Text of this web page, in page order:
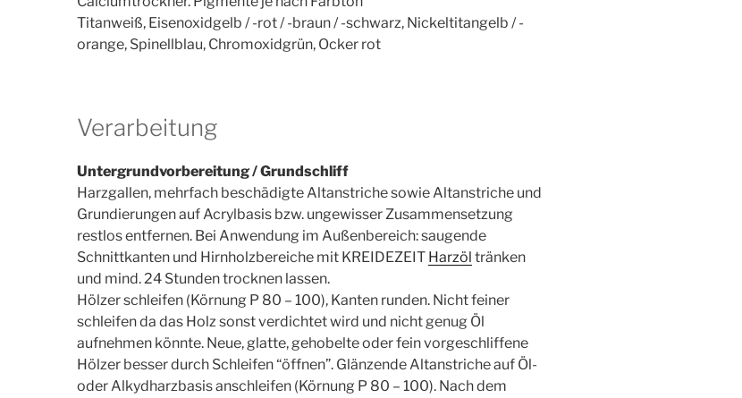
Titanweiß, Eisenoxidgelb / -rot / -braun / -schwarz, Nickeltitangelb / -
orange, Spinellblau, Chromoxidgrün, Ocker rot
Verarbeitung
Untergrundvorbereitung / Grundschliff
Harzgallen, mehrfach beschädigte Altanstriche sowie Altanstriche und
Grundierungen auf Acrylbasis bzw. ungewisser Zusammensetzung
restlos entfernen. Bei Anwendung im Außenbereich: saugende
Schnittkanten und Hirnholzbereiche mit KREIDEZEIT Harzöl tränken
und mind. 24 Stunden trocknen lassen.
Hölzer schleifen (Körnung P 80 – 100), Kanten runden. Nicht feiner
schleifen da das Holz sonst verdichtet wird und nicht genug Öl
aufnehmen könnte. Neue, glatte, gehobelte oder fein vorgeschliffene
Hölzer besser durch Schleifen “öffnen”. Glänzende Altanstriche auf Öl-
oder Alkydharzbasis anschleifen (Körnung P 80 – 100). Nach dem